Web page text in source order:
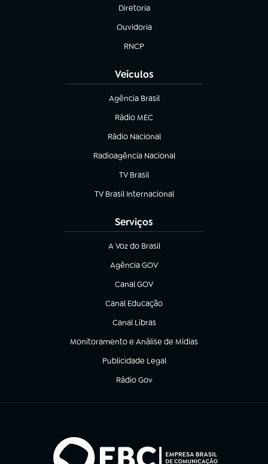
Diretoria
(abre em nova aba)
Ouvidoria
(abre em nova aba)
RNCP
(abre em nova aba)
Veículos
Agência Brasil
(abre em nova aba)
Rádio MEC
Rádio Nacional
(abre em nova aba)
Radioagência Nacional
(abre em nova aba)
TV Brasil
(abre em nova aba)
TV Brasil Internacional
(abre em nova aba)
Serviços
A Voz do Brasil
(abre em nova aba)
Agência GOV
(abre em nova aba)
Canal GOV
(abre em nova aba)
Canal Educação
(abre em nova aba)
Canal Libras
(abre em nova aba)
Monitoramento e Análise de Mídias
(abre em nova aba)
Publicidade Legal
(abre em nova aba)
Rádio Gov
(abre em nova aba)